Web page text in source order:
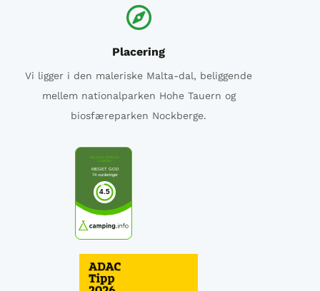
Placering
Vi ligger i den maleriske Malta-dal, beliggende
mellem nationalparken Hohe Tauern og
biosfæreparken Nockberge.
MALTATAL TERRACE
CAMPING
MEGET GOD
74 vurderinger
4.5